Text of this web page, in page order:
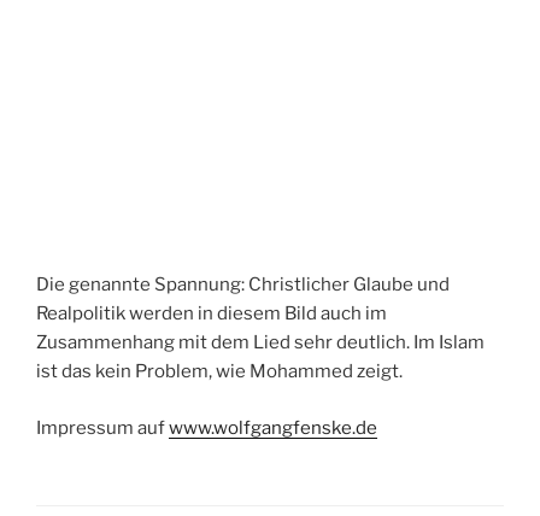
Die genannte Spannung: Christlicher Glaube und
Realpolitik werden in diesem Bild auch im
Zusammenhang mit dem Lied sehr deutlich. Im Islam
ist das kein Problem, wie Mohammed zeigt.
Impressum aufwww.wolfgangfenske.de